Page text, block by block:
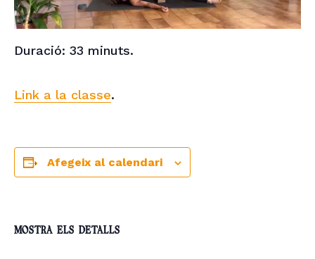
Duració: 33 minuts.
Link a la classe.
Afegeix al calendari
MOSTRA ELS DETALLS